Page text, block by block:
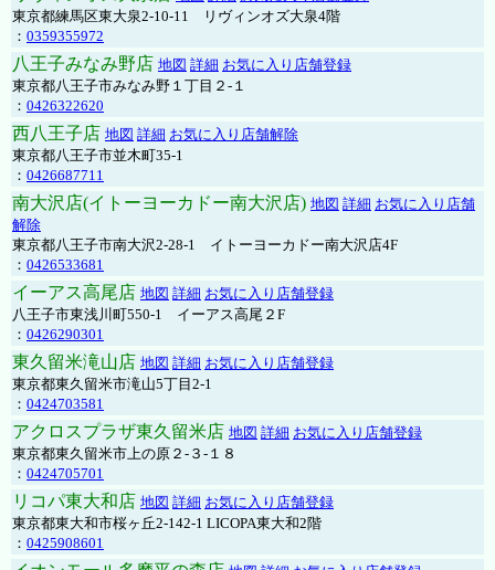
東京都練馬区東大泉2-10-11 リヴィンオズ大泉4階
： 0359355972
八王子みなみ野店 地図 詳細 お気に入り店舗登録
東京都八王子市みなみ野１丁目２-１
： 0426322620
西八王子店 地図 詳細 お気に入り店舗解除
東京都八王子市並木町35-1
： 0426687711
南大沢店(イトーヨーカドー南大沢店) 地図 詳細 お気に入り店舗
解除
東京都八王子市南大沢2-28-1 イトーヨーカドー南大沢店4F
： 0426533681
イーアス高尾店 地図 詳細 お気に入り店舗登録
八王子市東浅川町550-1 イーアス高尾２F
： 0426290301
東久留米滝山店 地図 詳細 お気に入り店舗登録
東京都東久留米市滝山5丁目2-1
： 0424703581
アクロスプラザ東久留米店 地図 詳細 お気に入り店舗登録
東京都東久留米市上の原２-３-１８
： 0424705701
リコパ東大和店 地図 詳細 お気に入り店舗登録
東京都東大和市桜ヶ丘2-142-1 LICOPA東大和2階
： 0425908601